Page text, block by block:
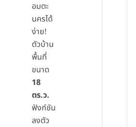
อมตะ
นครได้
ง่าย!
ตัวบ้าน
พื้นที่
ขนาด
18
ตร.ว.
ฟังก์ชัน
ลงตัว